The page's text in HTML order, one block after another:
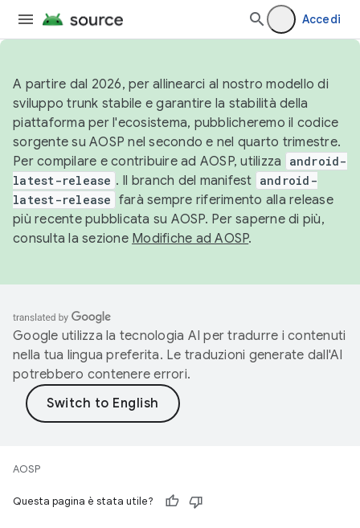
Accedi
A partire dal 2026, per allinearci al nostro modello di
sviluppo trunk stabile e garantire la stabilità della
piattaforma per l'ecosistema, pubblicheremo il codice
sorgente su AOSP nel secondo e nel quarto trimestre.
Per compilare e contribuire ad AOSP, utilizza
android-
latest-release . Il branch del manifest android-
latest-release farà sempre riferimento alla release
più recente pubblicata su AOSP. Per saperne di più,
consulta la sezione Modifiche ad AOSP.
Google utilizza la tecnologia AI per tradurre i contenuti
nella tua lingua preferita. Le traduzioni generate dall'AI
potrebbero contenere errori.
AOSP
Questa pagina è stata utile?